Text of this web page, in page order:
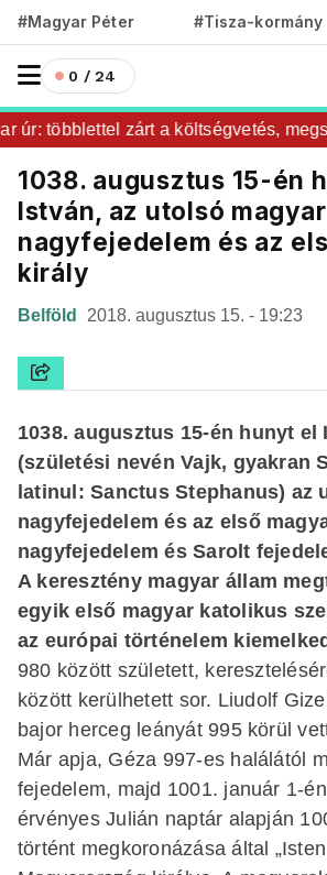
#Magyar Péter #Tisza-kormány
0 / 24
többlettel zárt a költségvetés,
1038. augusztus 15-én
István, az utolsó magyar
nagyfejedelem és az
király
Belföld 2018. augusztus 15. - 19:23
1038. augusztus 15-én hunyt el
(születési nevén Vajk, gyakran
latinul: Sanctus Stephanus) az
nagyfejedelem és az első
nagyfejedelem és Sarolt
A keresztény magyar állam
egyik első magyar katolikus
az európai történelem
980 között született,
között kerülhetett sor. Liudolf
bajor herceg leányát 995 körül
Már apja, Géza 997-es halálától
fejedelem, majd 1001. január 1-
érvényes Julián naptár alapján
történt megkoronázása által